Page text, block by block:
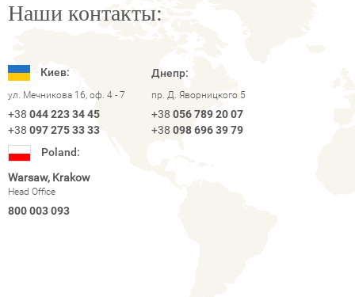
Наши контакты:
Киев:
ул. Мечникова 16, оф. 4 - 7
+38 044 223 34 45
+38 097 275 33 33
Днепр:
пр. Д. Яворницкого 5
+38 056 789 20 07
+38 098 696 39 79
Poland:
Warsaw, Krakow
Head Office
800 003 093